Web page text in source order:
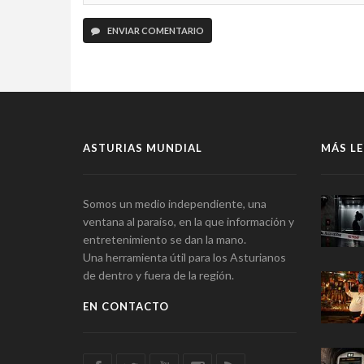
ENVIAR COMENTARIO
ASTURIAS MUNDIAL
Somos un medio independiente, una
ventana al paraíso, en la que información y
entretenimiento se dan la mano.
Una herramienta útil para los Asturianos
de dentro y fuera de la región.
EN CONTACTO
MÁS